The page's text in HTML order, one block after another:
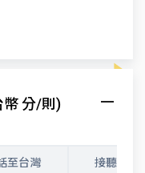
幣 分/則)
至台灣 接聽電話